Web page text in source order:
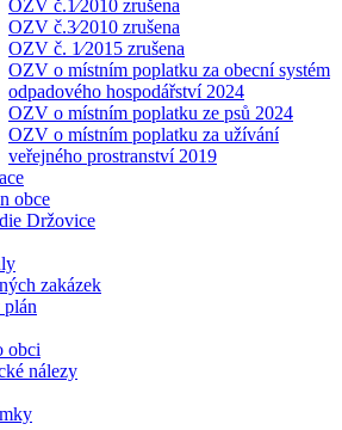
OZV č.1⁄2010 zrušena
OZV č.3⁄2010 zrušena
OZV č. 1⁄2015 zrušena
OZV o místním poplatku za obecní systém
odpadového hospodářství 2024
OZV o místním poplatku ze psů 2024
OZV o místním poplatku za užívání
veřejného prostranství 2019
obce
Držovice
zakázek
obci
nálezy